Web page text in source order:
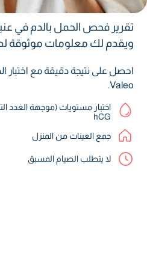
تقرير فحص الحمل بالدم في
ويقدم لك معلومات موثوقة
Valeo.
hCG
جمع العينات من المنزل
لا يتطلب الصيام المسبق